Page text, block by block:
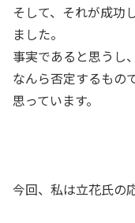
そして、それが成功
ました。
事実であると思うし
なんら否定するもの
思っています。
今回、私は立花氏の